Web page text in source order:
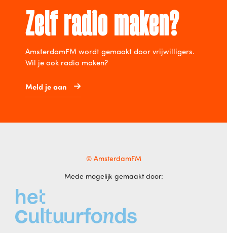
Zelf radio maken?
AmsterdamFM wordt gemaakt door vrijwilligers.
Wil je ook radio maken?
Meld je aan
© AmsterdamFM
Mede mogelijk gemaakt door: